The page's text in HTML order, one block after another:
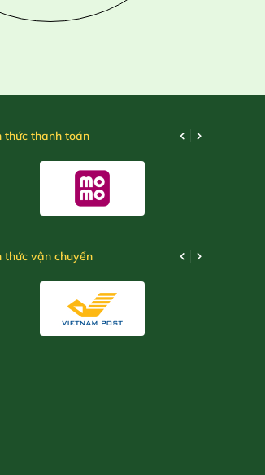
thức thanh toán
thức vận chuyển